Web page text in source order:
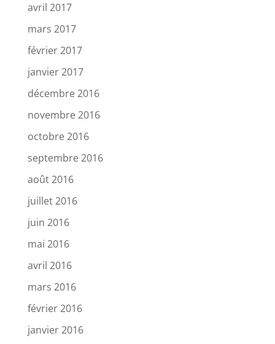
avril 2017
mars 2017
février 2017
janvier 2017
décembre 2016
novembre 2016
octobre 2016
septembre 2016
août 2016
juillet 2016
juin 2016
mai 2016
avril 2016
mars 2016
février 2016
janvier 2016